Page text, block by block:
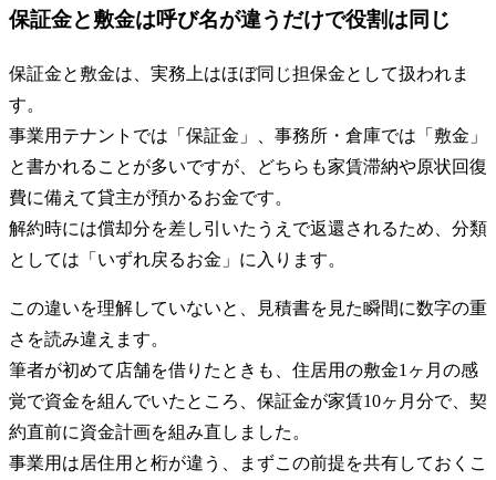
保証金と敷金は呼び名が違うだけで役割は同じ
保証金と敷金は、実務上はほぼ同じ担保金として扱われま
す。
事業用テナントでは「保証金」、事務所・倉庫では「敷金」
と書かれることが多いですが、どちらも家賃滞納や原状回復
費に備えて貸主が預かるお金です。
解約時には償却分を差し引いたうえで返還されるため、分類
としては「いずれ戻るお金」に入ります。
この違いを理解していないと、見積書を見た瞬間に数字の重
さを読み違えます。
筆者が初めて店舗を借りたときも、住居用の敷金1ヶ月の感
覚で資金を組んでいたところ、保証金が家賃10ヶ月分で、契
約直前に資金計画を組み直しました。
事業用は居住用と桁が違う、まずこの前提を共有しておくこ